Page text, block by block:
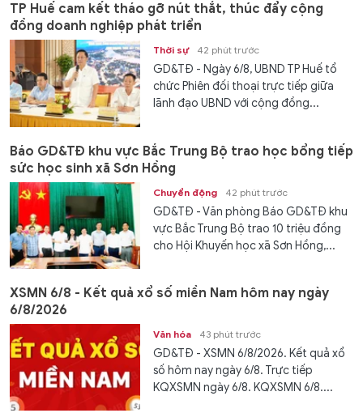
TP Huế cam kết tháo gỡ nút thắt, thúc đẩy cộng
đồng doanh nghiệp phát triển
Thời sự 42 phút trước
GD&TĐ - Ngày 6/8, UBND TP Huế tổ
chức Phiên đối thoại trực tiếp giữa
lãnh đạo UBND với cộng đồng...
Báo GD&TĐ khu vực Bắc Trung Bộ trao học bổng tiếp
sức học sinh xã Sơn Hồng
Chuyển động 42 phút trước
GD&TĐ - Văn phòng Báo GD&TĐ khu
vực Bắc Trung Bộ trao 10 triệu đồng
cho Hội Khuyến học xã Sơn Hồng,...
XSMN 6/8 - Kết quả xổ số miền Nam hôm nay ngày
6/8/2026
Văn hóa 43 phút trước
GD&TĐ - XSMN 6/8/2026. Kết quả xổ
số hôm nay ngày 6/8. Trực tiếp
KQXSMN ngày 6/8. KQXSMN 6/8....